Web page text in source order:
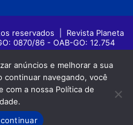
reservados | Revista Planeta
0870/86 - OAB-GO: 12.754
PinterestYouTubeInstagram
anúncios e melhorar a sua
continuar navegando, você
com a nossa Política de